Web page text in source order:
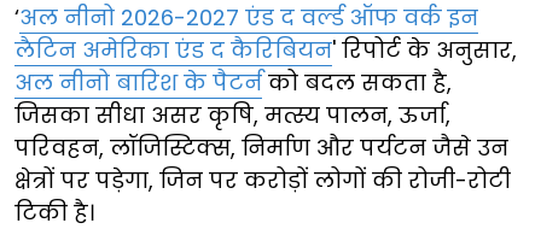
‘अल नीनो 2026-2027 एंड द वर्ल्ड ऑफ वर्क इन
लैटिन अमेरिका एंड द कैरिबियन' रिपोर्ट के अनुसार,
अल नीनो बारिश के पैटर्नको बदल सकता है,
जिसका सीधा असर कृषि, मत्स्य पालन, ऊर्जा,
परिवहन, लॉजिस्टिक्स, निर्माण और पर्यटन जैसे उन
क्षेत्रों पर पड़ेगा, जिन पर करोड़ों लोगों की रोजी-रोटी
टिकी है।